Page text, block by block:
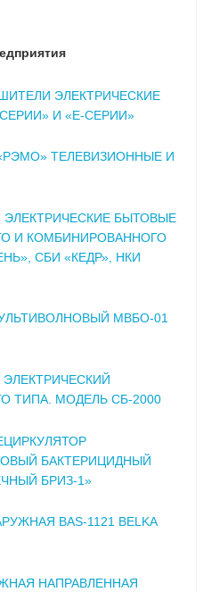
ЭЛЕКТРИЧЕСКИЕ
И «Е-СЕРИИ»
ТЕЛЕВИЗИОННЫЕ И
ЭЛЕКТРИЧЕСКИЕ БЫТОВЫЕ
И КОМБИНИРОВАННОГО
СБИ «КЕДР», НКИ
МВБО-01
ТИПА. МОДЕЛЬ СБ-2000
БАКТЕРИЦИДНЫЙ
БРИЗ-1»
BAS-1121 BELKA
НАПРАВЛЕННАЯ